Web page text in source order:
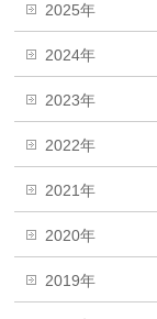
2025年
2024年
2023年
2022年
2021年
2020年
2019年